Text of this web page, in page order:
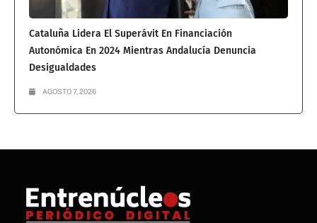
Cataluña Lidera El Superávit En Financiación
Autonómica En 2024 Mientras Andalucía Denuncia
Desigualdades
AGOSTO 7, 2026